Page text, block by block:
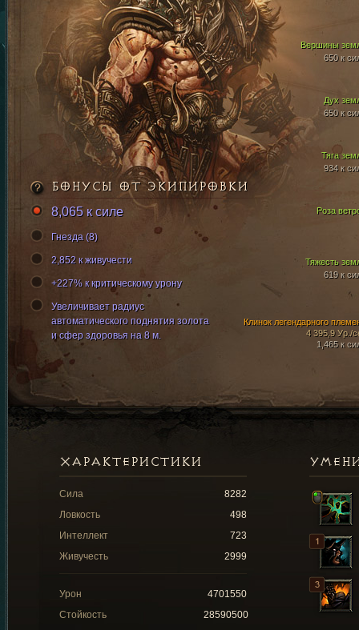
Дух
650 к
Тяга
934 к
Вершины
650 к
Тяжесть
619 к
Клинок легендарного
4 395,9 Ур./
1,465 к
Роза
БОНУСЫ ОТ ЭКИПИРОВКИ
8,065 к силе
Гнезда (8)
2,852 к живучести
+227% к критическому урону
Увеличивает радиус
автоматического поднятия золота
и сфер здоровья на 8 м.
ХАРАКТЕРИСТИКИ
Сила
8282
Ловкость
498
Интеллект
723
Живучесть
2999
Урон
4701550
Стойкость
28590500